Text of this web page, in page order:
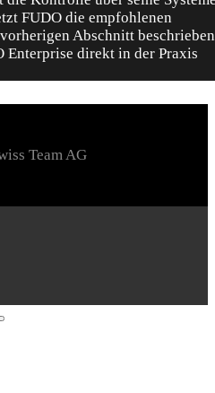
Team AG